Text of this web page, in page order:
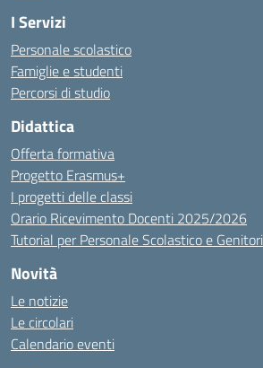
I Servizi
Personale scolastico
Famiglie e studenti
Percorsi di studio
Didattica
Offerta formativa
Progetto Erasmus+
I progetti delle classi
Orario Ricevimento Docenti 2025/2026
Tutorial per Personale Scolastico e Genitori
Novità
Le notizie
Le circolari
Calendario eventi